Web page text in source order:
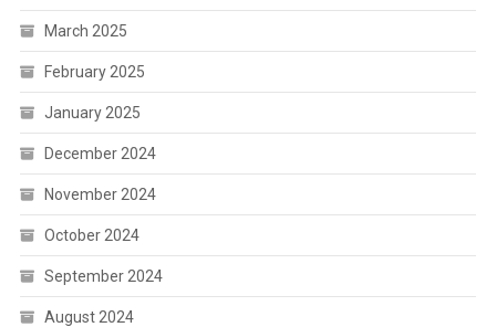
March 2025
February 2025
January 2025
December 2024
November 2024
October 2024
September 2024
August 2024